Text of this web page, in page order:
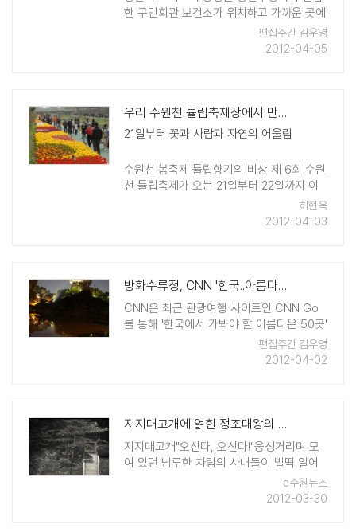
한 구민회관,보건소가 위치하고 가까운 곳에
대형마트와 종합운동장 그리고 영화관이 있
어 다양한 시민이 오가는 곳이기도 하다. 아
편집주간 김우영
2012-04-05
우리 수원천 튤립축제장에서 만나요
21일부터 꽃과 사람과 자연의 어울림
수원천 봄축제 튤립향기의 비상 제 6회 수원
천 튤립축제가 오는 21일부터 22일까지 이
틀간 수원천 세류대교에서 세천교 구간에서
개최된다. 축제는 수원천변 튤립의 아름다운
허현옥
2012-04-03
방화수류정, CNN '한국..아름다운 50곳' 선정
CNN은 최근 관광여행 사이트인 CNN Go
를 통해 '한국에서 가봐야 할 아름다운 50곳'
중 하나로 수원 방화수류정을 뽑았다. 또 여
성월간지인 '우먼센스'는 이 가운데 다시 10
편집주간 김우영
2012-04-02
지지대고개에 얽힌 정조대왕의 효심과 애민정신
지지대고개"오신다, 오신다!"웅성거리며 모
여 있던 남루한 차림의 사내들이 벌떡 일어
섰다."어디? 어디? 정말 주상전하가 오신다
는 거요?"미륵부처 앞에서 치성을 드리던 여
e수원뉴스
2012-03-30